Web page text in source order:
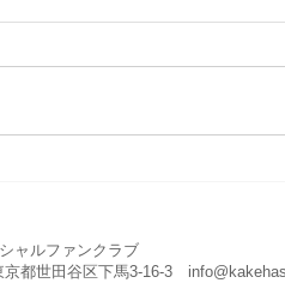
ャルファンクラブ
都世田谷区下馬3-16-3